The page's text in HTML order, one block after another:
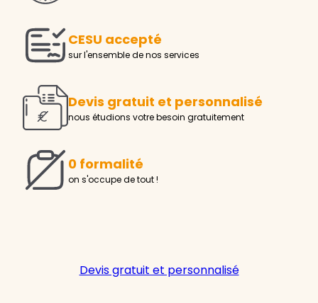
CESU accepté
sur l'ensemble de nos services
Devis gratuit et personnalisé
nous étudions votre besoin gratuitement
0 formalité
on s'occupe de tout !
Devis gratuit et personnalisé